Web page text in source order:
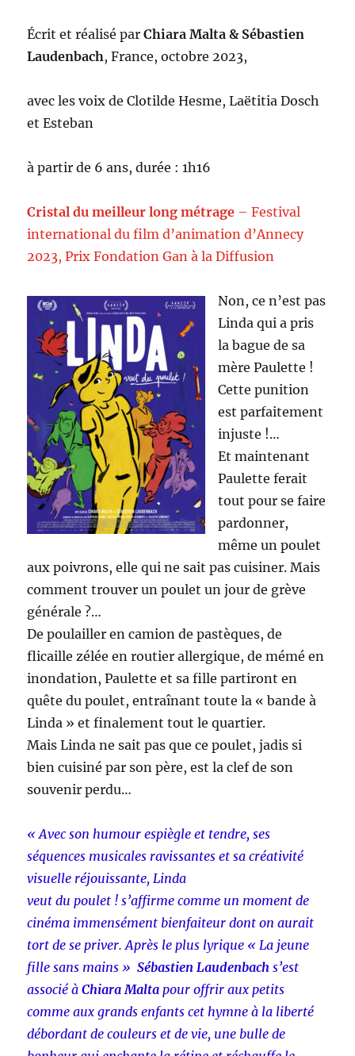
Écrit et réalisé parChiara Malta & Sébastien
Laudenbach, France, octobre 2023,
avec les voix de Clotilde Hesme, Laëtitia Dosch
et Esteban
à partir de 6 ans, durée : 1h16
Cristal du meilleur long métrage – Festival
international du film d’animation d’Annecy
2023, Prix Fondation Gan à la Diffusion
Non, ce n’est pas
Linda qui a pris
la bague de sa
mère Paulette !
Cette punition
est parfaitement
injuste !…
Et maintenant
Paulette ferait
tout pour se faire
pardonner,
même un poulet
aux poivrons, elle qui ne sait pas cuisiner. Mais
comment trouver un poulet un jour de grève
générale ?…
De poulailler en camion de pastèques, de
flicaille zélée en routier allergique, de mémé en
inondation, Paulette et sa fille partiront en
quête du poulet, entraînant toute la « bande à
Linda » et finalement tout le quartier.
Mais Linda ne sait pas que ce poulet, jadis si
bien cuisiné par son père, est la clef de son
souvenir perdu…
« Avec son humour espiègle et tendre, ses
séquences musicales ravissantes et sa créativité
visuelle réjouissante, Linda
veut du poulet ! s’affirme comme un moment de
cinéma immensément bienfaiteur dont on aurait
tort de se priver. Après le plus lyrique « La jeune
fille sans mains » Sébastien Laudenbach s’est
associé àChiara Malta pour offrir aux petits
comme aux grands enfants cet hymne à la liberté
débordant de couleurs et de vie, une bulle de